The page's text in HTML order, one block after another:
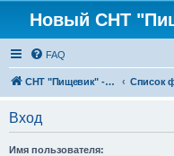
Новый СНТ
FAQ
СНТ "Пищевик" - возвращение на Главную страницу Список
Вход
Имя пользователя: